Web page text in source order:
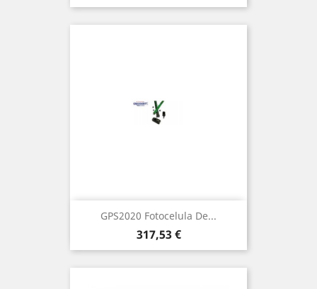
GPS2020 Fotocelula De...
Precio
317,53 €